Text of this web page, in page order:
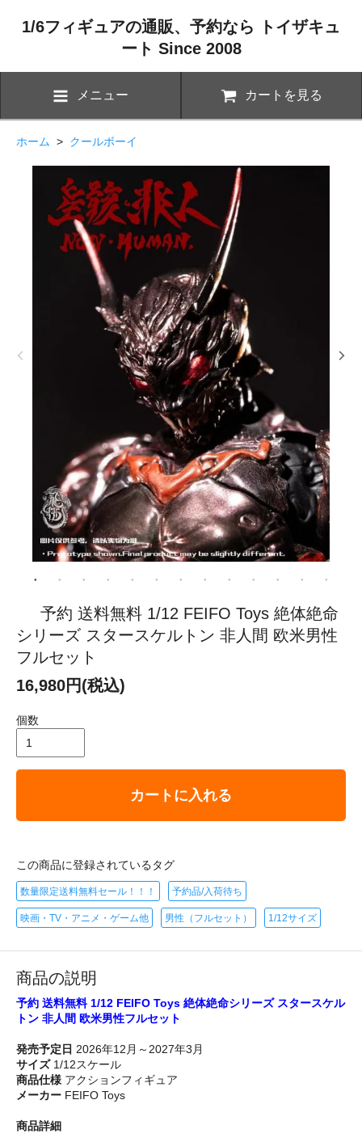
1/6フィギュアの通販、予約なら トイザキュ
ート Since 2008
メニュー カートを見る
ホーム > クールボーイ
予約 送料無料 1/12 FEIFO Toys 絶体絶命
シリーズ スタースケルトン 非人間 欧米男性
フルセット
16,980円(税込)
個数
カートに入れる
この商品に登録されているタグ
数量限定送料無料セール！！！ 予約品/入荷待ち
映画・TV・アニメ・ゲーム他 男性（フルセット） 1/12サイズ
商品の説明
予約 送料無料 1/12 FEIFO Toys 絶体絶命シリーズ スタースケル
トン 非人間 欧米男性フルセット
発売予定日 2026年12月～2027年3月
サイズ1/12スケール
商品仕様 アクションフィギュア
メーカー FEIFO Toys
商品詳細